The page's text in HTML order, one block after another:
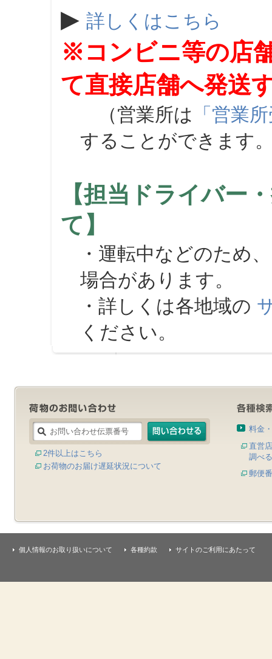
▶ 詳しくはこちら
※コンビニ等の店
て直接店舗へ発送
（営業所は 「営業
することができます
【担当ドライバー
て】
・運転中などのため
場合があります。
・詳しくは各地域の
ください。
2件以上はこちら
お荷物のお届け遅延状況について
料金
直営
調べる
郵便
個人情報のお取り扱いについて 各種約款 サイトのご利用にあたって